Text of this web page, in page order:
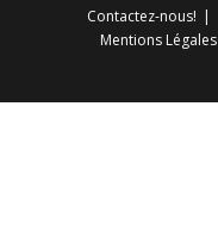
Contactez-nous!
Mentions Légales